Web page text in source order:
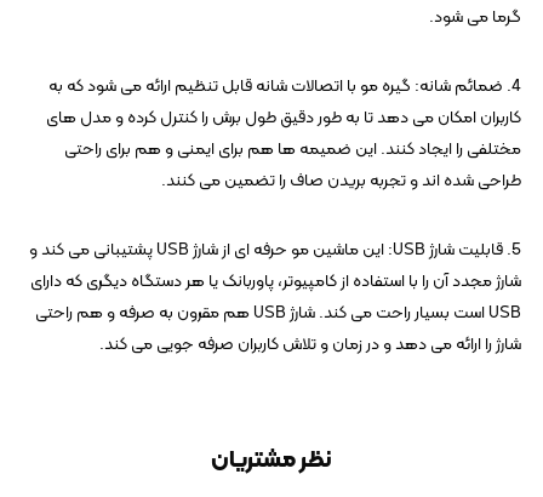
گرما می شود.
4. ضمائم شانه: گیره مو با اتصالات شانه قابل تنظیم ارائه می شود که به
کاربران امکان می دهد تا به طور دقیق طول برش را کنترل کرده و مدل های
مختلفی را ایجاد کنند. این ضمیمه ها هم برای ایمنی و هم برای راحتی
طراحی شده اند و تجربه بریدن صاف را تضمین می کنند.
5. قابلیت شارژ USB: این ماشین مو حرفه ای از شارژ USB پشتیبانی می کند و
شارژ مجدد آن را با استفاده از کامپیوتر، پاوربانک یا هر دستگاه دیگری که دارای
USB است بسیار راحت می کند. شارژ USB هم مقرون به صرفه و هم راحتی
شارژ را ارائه می دهد و در زمان و تلاش کاربران صرفه جویی می کند.
نظر مشتریان